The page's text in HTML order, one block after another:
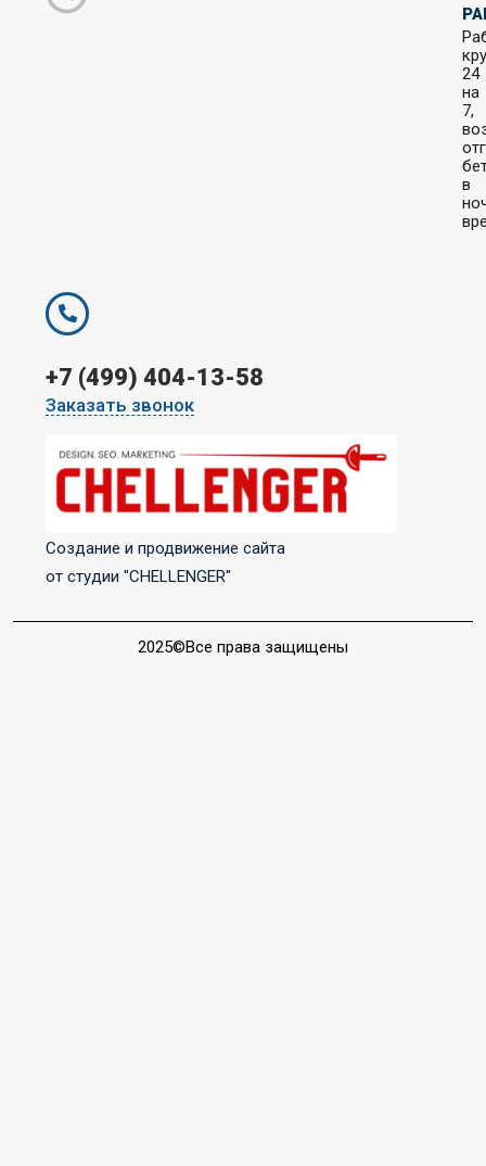
24
на
7,
в
+7 (499) 404-13-58
Заказать звонок
Создание и продвижение сайта
от студии "CHELLENGER"
2025©Все права защищены